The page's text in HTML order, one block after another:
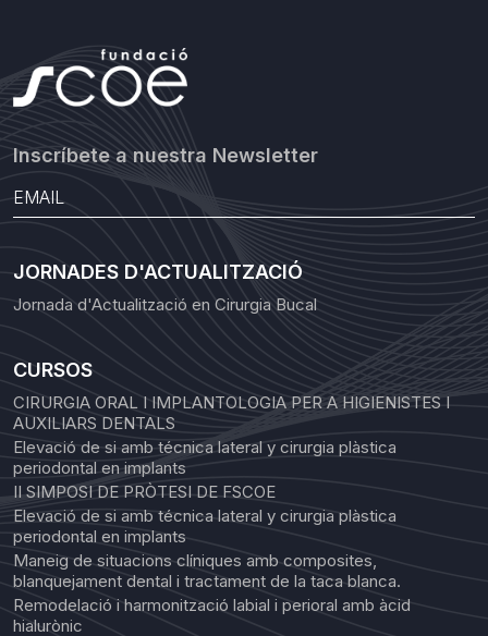
Inscríbete a nuestra Newsletter
JORNADES D'ACTUALITZACIÓ
Jornada d'Actualització en Cirurgia Bucal
CURSOS
CIRURGIA ORAL I IMPLANTOLOGIA PER A HIGIENISTES I
AUXILIARS DENTALS
Elevació de si amb técnica lateral y cirurgia plàstica
periodontal en implants
II SIMPOSI DE PRÒTESI DE FSCOE
Elevació de si amb técnica lateral y cirurgia plàstica
periodontal en implants
Maneig de situacions clíniques amb composites,
blanquejament dental i tractament de la taca blanca.
Remodelació i harmonització labial i perioral amb àcid
hialurònic